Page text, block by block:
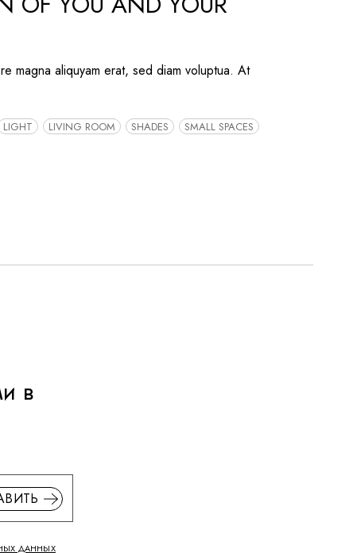
magna aliquyam erat, sed diam voluptua. At
LIGHT LIVING ROOM SHADES SMALL SPACES
в
ДАННЫХ